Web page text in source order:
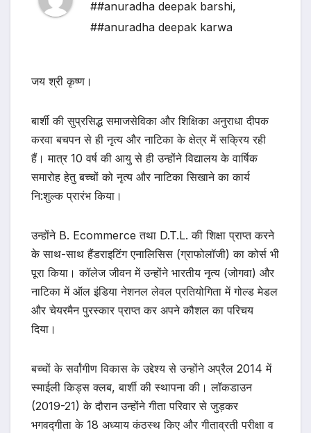
##anuradha deepak barshi,
##anuradha deepak karwa
जय श्री कृष्ण।
बार्शी की सुप्रसिद्ध समाजसेविका और शिक्षिका अनुराधा दीपक
करवा बचपन से ही नृत्य और नाटिका के क्षेत्र में सक्रिय रही
हैं। मात्र 10 वर्ष की आयु से ही उन्होंने विद्यालय के वार्षिक
समारोह हेतु बच्चों को नृत्य और नाटिका सिखाने का कार्य
नि:शुल्क प्रारंभ किया।
उन्होंने B. Ecommerce तथा D.T.L. की शिक्षा प्राप्त करने
के साथ-साथ हैंडराइटिंग एनालिसिस (ग्राफोलॉजी) का कोर्स भी
पूरा किया। कॉलेज जीवन में उन्होंने भारतीय नृत्य (जोगवा) और
नाटिका में ऑल इंडिया नेशनल लेवल प्रतियोगिता में गोल्ड मेडल
और चेयरमैन पुरस्कार प्राप्त कर अपने कौशल का परिचय
दिया।
बच्चों के सर्वांगीण विकास के उद्देश्य से उन्होंने अप्रैल 2014 में
स्माईली किड्स क्लब, बार्शी की स्थापना की। लॉकडाउन
(2019-21) के दौरान उन्होंने गीता परिवार से जुड़कर
भगवद्गीता के 18 अध्याय कंठस्थ किए और गीताव्रती परीक्षा व